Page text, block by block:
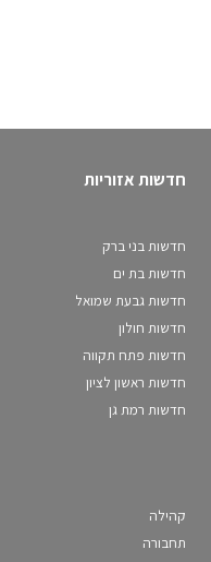
חדשות אזוריות
חדשות בני ברק
חדשות בת ים
חדשות גבעת שמואל
חדשות חולון
חדשות פתח תקווה
חדשות ראשון לציון
חדשות רמת גן
קהילה
תחבורה